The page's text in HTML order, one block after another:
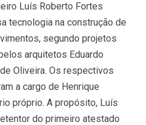
Luís Roberto Fortes
tecnologia na construção de
segundo projetos
arquitetos Eduardo
Oliveira. Os respectivos
a cargo de Henrique
próprio. A propósito, Luís
do primeiro atestado